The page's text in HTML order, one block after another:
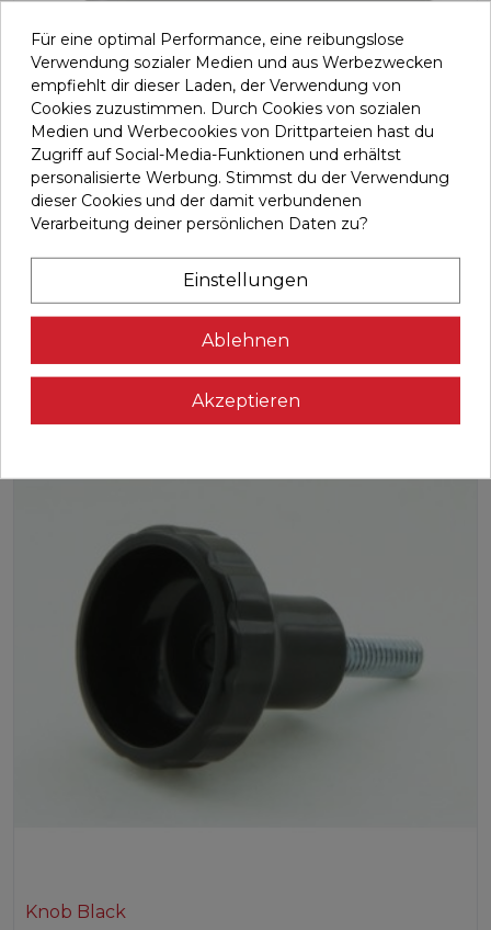
Chain right cover
H8705046R
Verkleidungsabdeckung für die rechte Seite Ihres BH-
Fahrrads. Dieses Ersatzte...
108,78 €
In den Warenkorb
Knob Black
Für eine optimal Performance, eine reibungslose
Verwendung sozialer Medien und aus Werbezwecken
empfiehlt dir dieser Laden, der Verwendung von
Cookies zuzustimmen. Durch Cookies von sozialen
Medien und Werbecookies von Drittparteien hast du
Zugriff auf Social-Media-Funktionen und erhältst
personalisierte Werbung. Stimmst du der Verwendung
dieser Cookies und der damit verbundenen
Verarbeitung deiner persönlichen Daten zu?
Einstellungen
Ablehnen
Akzeptieren